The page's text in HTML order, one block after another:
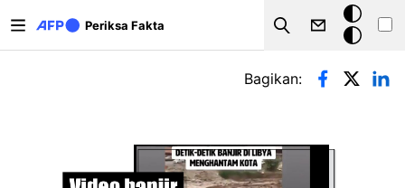
Periksa Fakta
Search
Mode
gelap
Tab primer
Bagikan: